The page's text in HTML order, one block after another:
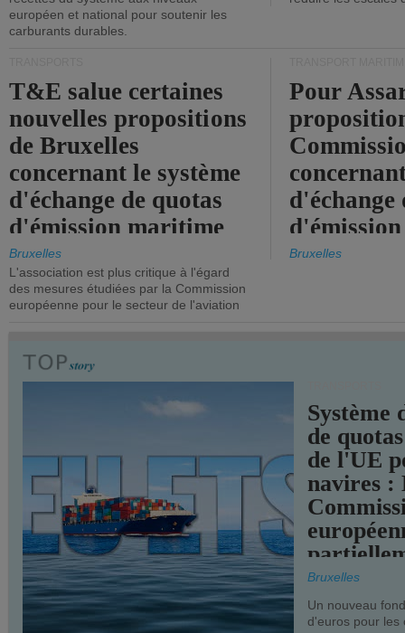
européen et national pour soutenir les
carburants durables.
T&E salue certaines
nouvelles propositions
de Bruxelles
concernant le système
d'échange de quotas
d'émission maritime
de l'UE.
Bruxelles
L'association est plus critique à l'égard
des mesures étudiées par la Commission
européenne pour le secteur de l'aviation
Pour
d'échange
timide,
Bruxelles
Système
de
de l'UE
navires :
Bruxelles
Un nouveau
d'euros pour les